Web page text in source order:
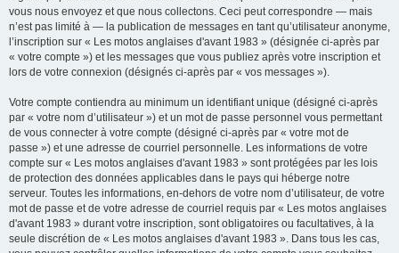
vous nous envoyez et que nous collectons. Ceci peut correspondre — mais
n’est pas limité à — la publication de messages en tant qu’utilisateur anonyme,
l’inscription sur « Les motos anglaises d'avant 1983 » (désignée ci-après par
« votre compte ») et les messages que vous publiez après votre inscription et
lors de votre connexion (désignés ci-après par « vos messages »).
Votre compte contiendra au minimum un identifiant unique (désigné ci-après
par « votre nom d’utilisateur ») et un mot de passe personnel vous permettant
de vous connecter à votre compte (désigné ci-après par « votre mot de
passe ») et une adresse de courriel personnelle. Les informations de votre
compte sur « Les motos anglaises d'avant 1983 » sont protégées par les lois
de protection des données applicables dans le pays qui héberge notre
serveur. Toutes les informations, en-dehors de votre nom d’utilisateur, de votre
mot de passe et de votre adresse de courriel requis par « Les motos anglaises
d'avant 1983 » durant votre inscription, sont obligatoires ou facultatives, à la
seule discrétion de « Les motos anglaises d'avant 1983 ». Dans tous les cas,